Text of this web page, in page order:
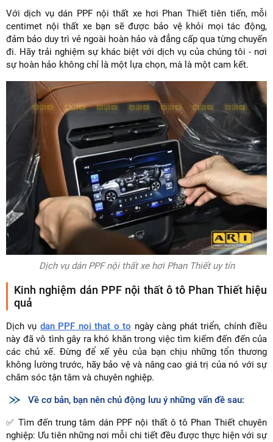
Với dịch vụ dán PPF nội thất xe hơi Phan Thiết tiên tiến, mỗi
centimet nội thất xe bạn sẽ được bảo vệ khỏi mọi tác động,
đảm bảo duy trì vẻ ngoài hoàn hảo và đẳng cấp qua từng chuyến
đi. Hãy trải nghiệm sự khác biệt với dịch vụ của chúng tôi - nơi
sự hoàn hảo không chỉ là một lựa chọn, mà là một cam kết.
Dịch vụ dán PPF nội thất xe hơi Phan Thiết uy tín
Kinh nghiệm dán PPF nội thất ô tô Phan Thiết hiệu
quả
Dịch vụ dan PPF noi that o to ngày càng phát triển, chính điều
này đã vô tình gây ra khó khăn trong việc tìm kiếm đến đến của
các chủ xế. Đừng để xế yêu của bạn chịu những tổn thương
không lường trước, hãy bảo vệ và nâng cao giá trị của nó với sự
chăm sóc tận tâm và chuyên nghiệp.
Về cơ bản, bạn nên chủ động lưu ý những vấn đề sau:
✅ Tìm đến trung tâm dán PPF nội thất ô tô Phan Thiết chuyên
nghiệp: Ưu tiên những nơi mỗi chi tiết đều được thực hiện với sự